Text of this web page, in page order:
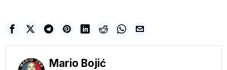
Mario Bojić